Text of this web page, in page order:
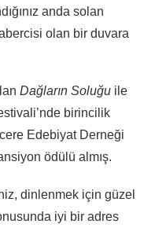
anda solan
olan bir duvara
Dağların Soluğu ile
birincilik
Edebiyat Derneği
ödülü almış.
dinlenmek için güzel
iyi bir adres